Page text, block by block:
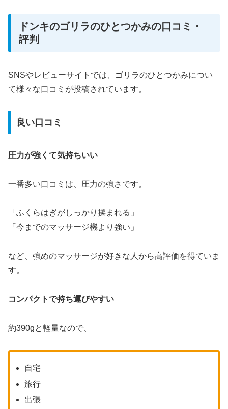
ドンキのゴリラのひとつかみの口コミ・
評判
SNSやレビューサイトでは、ゴリラのひとつかみについ
て様々な口コミが投稿されています。
良い口コミ
圧力が強くて気持ちいい
一番多い口コミは、圧力の強さです。
「ふくらはぎがしっかり揉まれる」
「今までのマッサージ機より強い」
など、強めのマッサージが好きな人から高評価を得ていま
す。
コンパクトで持ち運びやすい
約390gと軽量なので、
自宅
旅行
出張